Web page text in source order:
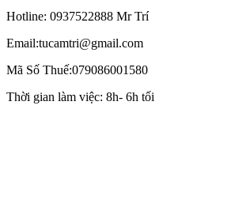
Hotline: 0937522888 Mr Trí
Email:tucamtri@gmail.com
Mã Số Thuế:079086001580
Thời gian làm việc: 8h- 6h tối